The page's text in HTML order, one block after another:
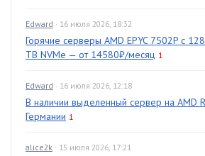
Edward · 16 июля 2026, 18:32
Горячие серверы AMD EPYC 7502P с
TB NVMe — от 14580₽/месяц 1
Edward · 16 июля 2026, 12:18
В наличии выделенный сервер на AMD
Германии 1
alice2k · 15 июля 2026, 17:21